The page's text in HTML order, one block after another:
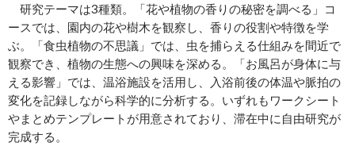
研究テーマは3種類。「花や植物の香りの秘密を調べる」コ
ースでは、園内の花や樹木を観察し、香りの役割や特徴を学
ぶ。「食虫植物の不思議」では、虫を捕らえる仕組みを間近で
観察でき、植物の生態への興味を深める。「お風呂が身体に与
える影響」では、温浴施設を活用し、入浴前後の体温や脈拍の
変化を記録しながら科学的に分析する。いずれもワークシート
やまとめテンプレートが用意されており、滞在中に自由研究が
完成する。